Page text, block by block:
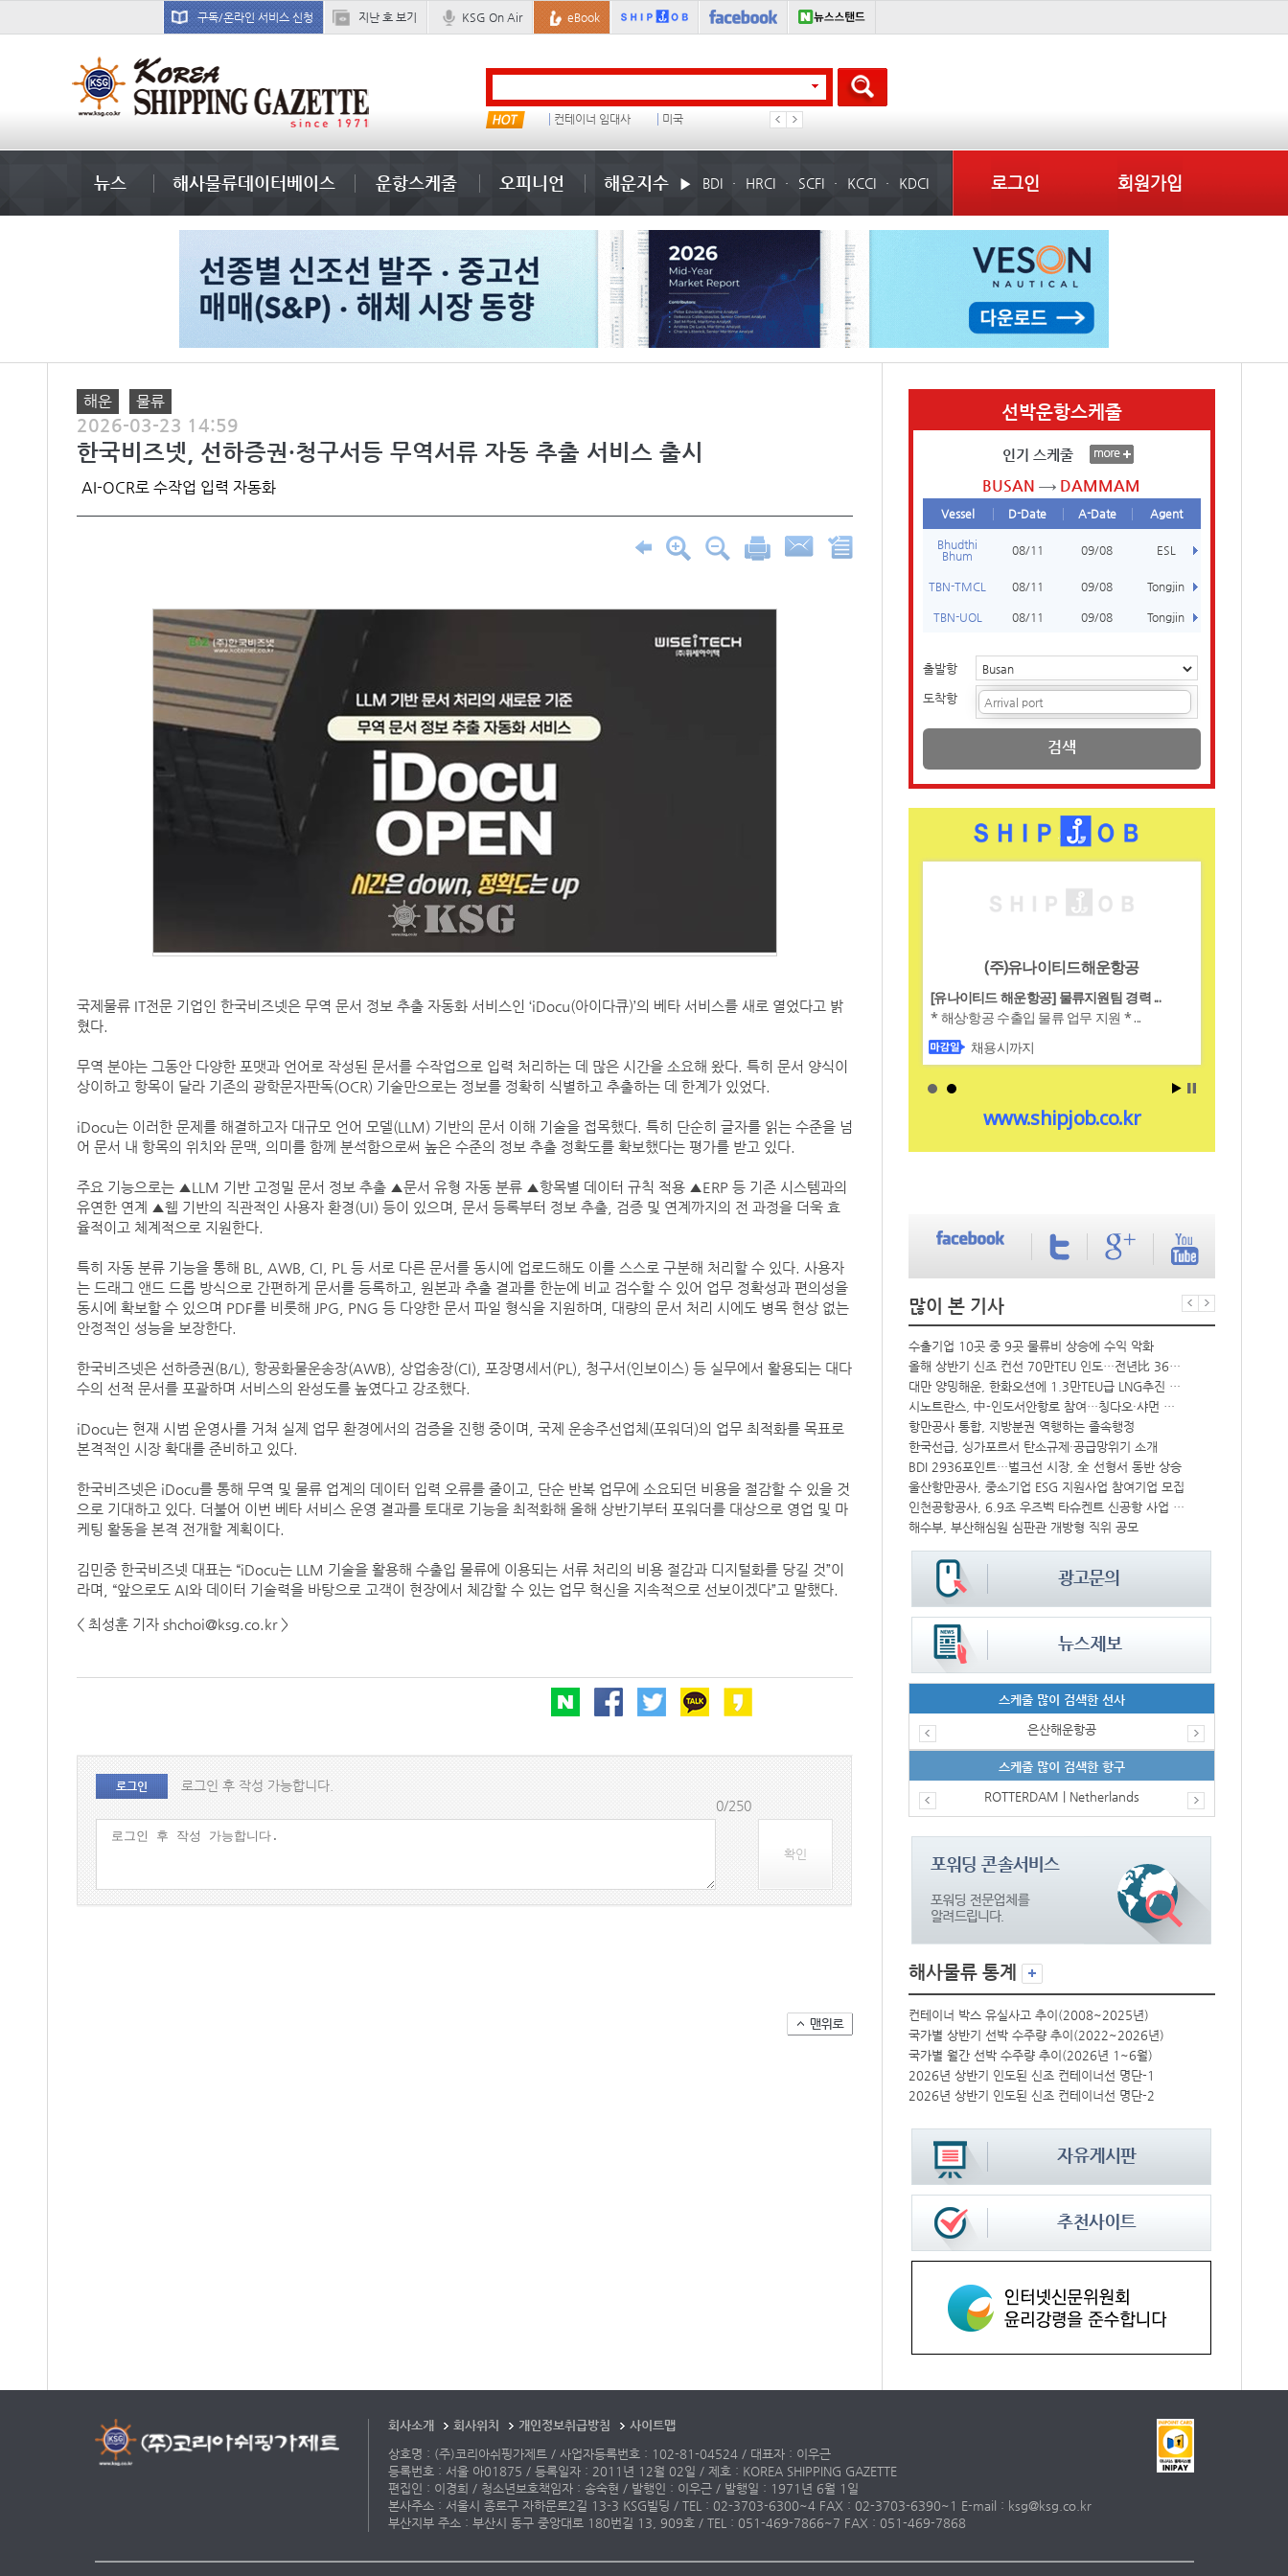
구독/온라인 서비스 신청 지난 호 보기 KSG On Air eBook
국제선박투자운용 컨테이너 임대사 미국 1
뉴스 해사물류데이터베이스 운항스케줄 오피니언 해운지수 BDI HRCI SCFI KCCI KDCI 로그인 회원가입
해운 물류
2026-03-23 14:59
한국비즈넷, 선하증권·청구서등 무역서류 자동 추출 서비스 출시
AI-OCR로 수작업 입력 자동화
국제물류 IT전문 기업인 한국비즈넷은 무역 문서 정보 추출 자동화 서비스인 ‘iDocu(아이다큐)’의 베타 서비스를 새로 열었다고 밝
혔다.
무역 분야는 그동안 다양한 포맷과 언어로 작성된 문서를 수작업으로 입력 처리하는 데 많은 시간을 소요해 왔다. 특히 문서 양식이
상이하고 항목이 달라 기존의 광학문자판독(OCR) 기술만으로는 정보를 정확히 식별하고 추출하는 데 한계가 있었다.
iDocu는 이러한 문제를 해결하고자 대규모 언어 모델(LLM) 기반의 문서 이해 기술을 접목했다. 특히 단순히 글자를 읽는 수준을 넘
어 문서 내 항목의 위치와 문맥, 의미를 함께 분석함으로써 높은 수준의 정보 추출 정확도를 확보했다는 평가를 받고 있다.
주요 기능으로는 ▲LLM 기반 고정밀 문서 정보 추출 ▲문서 유형 자동 분류 ▲항목별 데이터 규칙 적용 ▲ERP 등 기존 시스템과의
유연한 연계 ▲웹 기반의 직관적인 사용자 환경(UI) 등이 있으며, 문서 등록부터 정보 추출, 검증 및 연계까지의 전 과정을 더욱 효
율적이고 체계적으로 지원한다.
특히 자동 분류 기능을 통해 BL, AWB, CI, PL 등 서로 다른 문서를 동시에 업로드해도 이를 스스로 구분해 처리할 수 있다. 사용자
는 드래그 앤드 드롭 방식으로 간편하게 문서를 등록하고, 원본과 추출 결과를 한눈에 비교 검수할 수 있어 업무 정확성과 편의성을
동시에 확보할 수 있으며 PDF를 비롯해 JPG, PNG 등 다양한 문서 파일 형식을 지원하며, 대량의 문서 처리 시에도 병목 현상 없는
안정적인 성능을 보장한다.
한국비즈넷은 선하증권(B/L), 항공화물운송장(AWB), 상업송장(CI), 포장명세서(PL), 청구서(인보이스) 등 실무에서 활용되는 대다
수의 선적 문서를 포괄하며 서비스의 완성도를 높였다고 강조했다.
iDocu는 현재 시범 운영사를 거쳐 실제 업무 환경에서의 검증을 진행 중이며, 국제 운송주선업체(포워더)의 업무 최적화를 목표로
본격적인 시장 확대를 준비하고 있다.
한국비즈넷은 iDocu를 통해 무역 및 물류 업계의 데이터 입력 오류를 줄이고, 단순 반복 업무에 소요되던 비용을 절감할 수 있을 것
으로 기대하고 있다. 더불어 이번 베타 서비스 운영 결과를 토대로 기능을 최적화해 올해 상반기부터 포워더를 대상으로 영업 및 마
케팅 활동을 본격 전개할 계획이다.
김민중 한국비즈넷 대표는 “iDocu는 LLM 기술을 활용해 수출입 물류에 이용되는 서류 처리의 비용 절감과 디지털화를 당길 것”이
라며, “앞으로도 AI와 데이터 기술력을 바탕으로 고객이 현장에서 체감할 수 있는 업무 혁신을 지속적으로 선보이겠다”고 말했다.
< 최성훈 기자 shchoi@ksg.co.kr >
로그인
로그인 후 작성 가능합니다.
0/250
확인
선박운항스케줄
인기 스케줄
BUSAN DAMMAM
Vessel D-Date A-Date Agent
Bhudthi
Bhum
08/11 09/08 ESL
TBN-TMCL 08/11 09/08 Tongjin
TBN-UOL 08/11 09/08 Tongjin
출발항
도착항
검색
많이 본 기사
페덱스, 광저우-시드니 직항 화물노선 개설
수출기업 10곳 중 9곳 물류비 상승에 수익 악화
올해 상반기 신조 컨선 70만TEU 인도…전년比 36% 감소
대만 양밍해운, 한화오션에 1.3만TEU급 LNG추진 컨선 6척 발주
시노트란스, 中-인도서안항로 참여…칭다오·샤먼 직항
항만공사 통합, 지방분권 역행하는 졸속행정
한국선급, 싱가포르서 탄소규제·공급망위기 소개
BDI 2936포인트…벌크선 시장, 全 선형서 동반 상승
울산항만공사, 중소기업 ESG 지원사업 참여기업 모집
인천공항공사, 6.9조 우즈벡 타슈켄트 신공항 사업 참여
해수부, 부산해심원 심판관 개방형 직위 공모
스케줄 많이 검색한 선사
은산해운항공
스케줄 많이 검색한 항구
ROTTERDAM | Netherlands
해사물류 통계
컨테이너 박스 유실사고 추이(2008~2025년)
국가별 상반기 선박 수주량 추이(2022~2026년)
컨테이너 박스 유실사고 추이(2008~2025년)
국가별 상반기 선박 수주량 추이(2022~2026년)
국가별 월간 선박 수주량 추이(2026년 1~6월)
2026년 상반기 인도된 신조 컨테이너선 명단-1
2026년 상반기 인도된 신조 컨테이너선 명단-2
회사소개 회사위치 개인정보취급방침
사이트맵
상호명 : (주)코리아쉬핑가제트 / 사업자등록번호 : 102-81-04524 / 대표자 : 이우근
등록번호 : 서울 아01875 / 등록일자 : 2011년 12월 02일 / 제호 : KOREA SHIPPING GAZETTE
편집인 : 이경희 / 청소년보호책임자 : 송숙현 / 발행인 : 이우근 / 발행일 : 1971년 6월 1일
본사주소 : 서울시 종로구 자하문로2길 13-3 KSG빌딩 / TEL : 02-3703-6300~4 FAX : 02-3703-6390~1 E-mail : ksg@ksg.co.kr
부산지부 주소 : 부산시 동구 중앙대로 180번길 13, 909호 / TEL : 051-469-7866~7 FAX : 051-469-7868